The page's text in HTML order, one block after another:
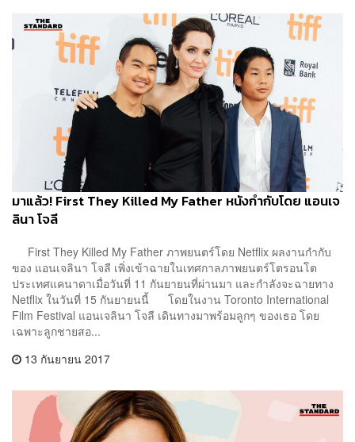
มาแล้ว! First They Killed My Father หนังกำกับโดย แอนเจ
ลินา โจลี
First They Killed My Father ภาพยนตร์โดย Netflix ผลงานกำกับ
ของ แอนเจลินา โจลี เพิ่งเข้าฉายในเทศกาลภาพยนตร์โตรอนโต
ประเทศแคนาดาเมื่อวันที่ 11 กันยายนที่ผ่านมา และกำลังจะฉายทาง
Netflix ในวันที่ 15 กันยายนนี้ โดยในงาน Toronto International
Film Festival แอนเจลินา โจลี เดินทางมาพร้อมลูกๆ ของเธอ โดย
เฉพาะลูกชายสอ...
13 กันยายน 2017